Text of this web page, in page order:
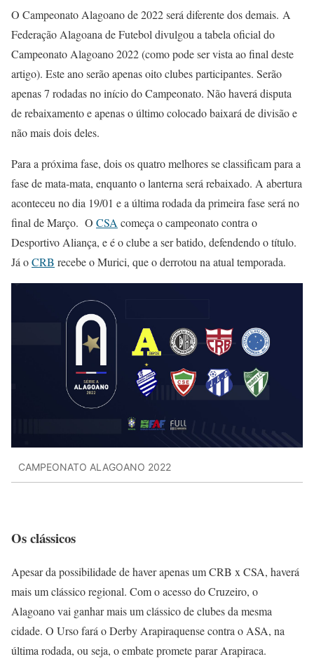
O Campeonato Alagoano de 2022 será diferente dos demais. A
Federação Alagoana de Futebol divulgou a tabela oficial do
Campeonato Alagoano 2022 (como pode ser vista ao final deste
artigo). Este ano serão apenas oito clubes participantes. Serão
apenas 7 rodadas no início do Campeonato. Não haverá disputa
de rebaixamento e apenas o último colocado baixará de divisão e
não mais dois deles.
Para a próxima fase, dois os quatro melhores se classificam para a
fase de mata-mata, enquanto o lanterna será rebaixado. A abertura
aconteceu no dia 19/01 e a última rodada da primeira fase será no
final de Março. O CSAcomeça o campeonato contra o
Desportivo Aliança, e é o clube a ser batido, defendendo o título.
Já oCRB recebe o Murici, que o derrotou na atual temporada.
CAMPEONATO ALAGOANO 2022
Os clássicos
Apesar da possibilidade de haver apenas um CRB x CSA, haverá
mais um clássico regional. Com o acesso do Cruzeiro, o
Alagoano vai ganhar mais um clássico de clubes da mesma
cidade. O Urso fará o Derby Arapiraquense contra o ASA, na
última rodada, ou seja, o embate promete parar Arapiraca.